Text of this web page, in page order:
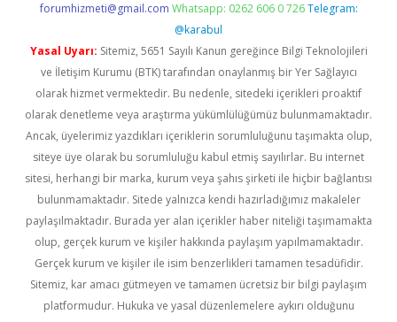
forumhizmeti@gmail.com Whatsapp: 0262 606 0 726 Telegram:
@karabul
Yasal Uyarı: Sitemiz, 5651 Sayılı Kanun gereğince Bilgi Teknolojileri
ve İletişim Kurumu (BTK) tarafından onaylanmış bir Yer Sağlayıcı
olarak hizmet vermektedir. Bu nedenle, sitedeki içerikleri proaktif
olarak denetleme veya araştırma yükümlülüğümüz bulunmamaktadır.
Ancak, üyelerimiz yazdıkları içeriklerin sorumluluğunu taşımakta olup,
siteye üye olarak bu sorumluluğu kabul etmiş sayılırlar. Bu internet
sitesi, herhangi bir marka, kurum veya şahıs şirketi ile hiçbir bağlantısı
bulunmamaktadır. Sitede yalnızca kendi hazırladığımız makaleler
paylaşılmaktadır. Burada yer alan içerikler haber niteliği taşımamakta
olup, gerçek kurum ve kişiler hakkında paylaşım yapılmamaktadır.
Gerçek kurum ve kişiler ile isim benzerlikleri tamamen tesadüfidir.
Sitemiz, kar amacı gütmeyen ve tamamen ücretsiz bir bilgi paylaşım
platformudur. Hukuka ve yasal düzenlemelere aykırı olduğunu